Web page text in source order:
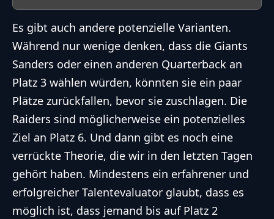
Es gibt auch andere potenzielle Varianten.
Während nur wenige denken, dass die Giants
Sanders oder einen anderen Quarterback an
Platz 3 wählen würden, könnten sie ein paar
Plätze zurückfallen, bevor sie zuschlagen. Die
Raiders sind möglicherweise ein potenzielles
Ziel an Platz 6. Und dann gibt es noch eine
verrückte Theorie, die wir in den letzten Tagen
gehört haben. Mindestens ein erfahrener und
erfolgreicher Talentevaluator glaubt, dass es
möglich ist, dass jemand bis auf Platz 2